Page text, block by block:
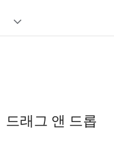
드래그 앤 드롭